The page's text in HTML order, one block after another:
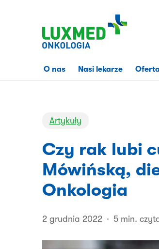
O nas Nasi lekarze Oferta
Artykuły
Czy rak lubi
Mówińską,
Onkologia
2 grudnia 2022 5 min.